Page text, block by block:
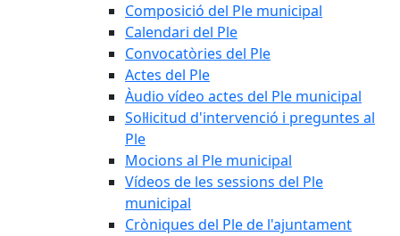
Composició del Ple municipal
Calendari del Ple
Convocatòries del Ple
Actes del Ple
Àudio vídeo actes del Ple municipal
Sol·licitud d'intervenció i preguntes al
Ple
Mocions al Ple municipal
Vídeos de les sessions del Ple
municipal
Cròniques del Ple de l'ajuntament